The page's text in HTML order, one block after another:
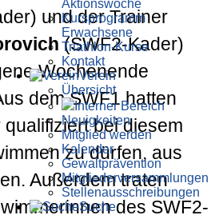
Aktionswoche
Kursprogramm
Erwachsene
Triathlon-Kurse
Kontakt
Verein
Übersicht
Interner Bereich
Neuigkeiten
Mitglied werden
Kalender
Gewaltprävention
Mitglieder­versammlungen
Stellen­aus­schrei­bungen
Suche
und der Trainer
(SWF2-Kader)
Wochenende
dem SWF1 hatten
bei diesem
zu dürfen, aus
Außerdem traten
des SWF2-